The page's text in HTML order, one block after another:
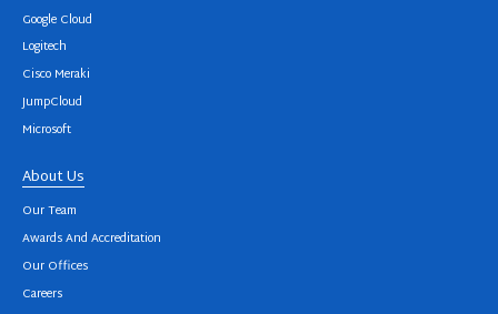
Google Cloud
Logitech
Cisco Meraki
JumpCloud
Microsoft
About Us
Our Team
Awards And Accreditation
Our Offices
Careers